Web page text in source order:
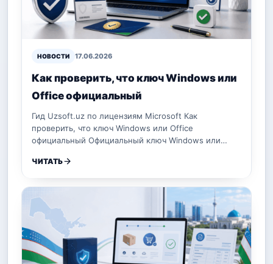
НОВОСТИ 17.06.2026
Как проверить, что ключ Windows или
Office официальный
Гид Uzsoft.uz по лицензиям Microsoft Как
проверить, что ключ Windows или Office
официальный Официальный ключ Windows или…
ЧИТАТЬ